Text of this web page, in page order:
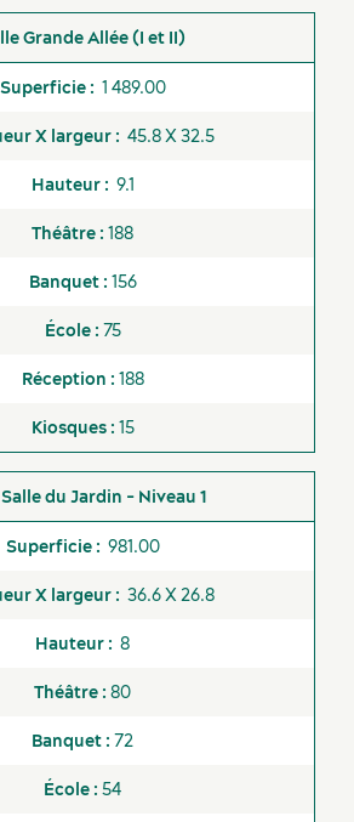
Grande Allée (I et II)
1 489.00
45.8 X 32.5
9.1
188
156
75
188
15
Salle du Jardin - Niveau 1
981.00
36.6 X 26.8
8
80
72
54